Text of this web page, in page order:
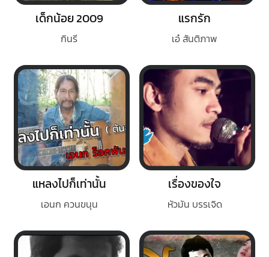
เด็กน้อย 2009
กินรี
แรกรัก
เอ๋ สันติภาพ
แหลงไปก็เท่านั้น
เอนก ควนขนุน
เรื่องของใจ
หัวมัน บรรเจิด